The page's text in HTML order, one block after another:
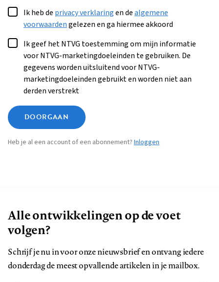
Ik heb de privacy verklaringen dealgemene
voorwaardengelezen en ga hiermee akkoord
Ik geef het NTVG toestemming om mijn informatie
voor NTVG-marketingdoeleinden te gebruiken. De
gegevens worden uitsluitend voor NTVG-
marketingdoeleinden gebruikt en worden niet aan
derden verstrekt
DOORGAAN
Heb je al een account of een abonnement? Inloggen
Alle ontwikkelingen op de voet
volgen?
Schrijf je nu in voor onze nieuwsbrief en ontvang iedere
donderdag de meest opvallende artikelen in je mailbox.